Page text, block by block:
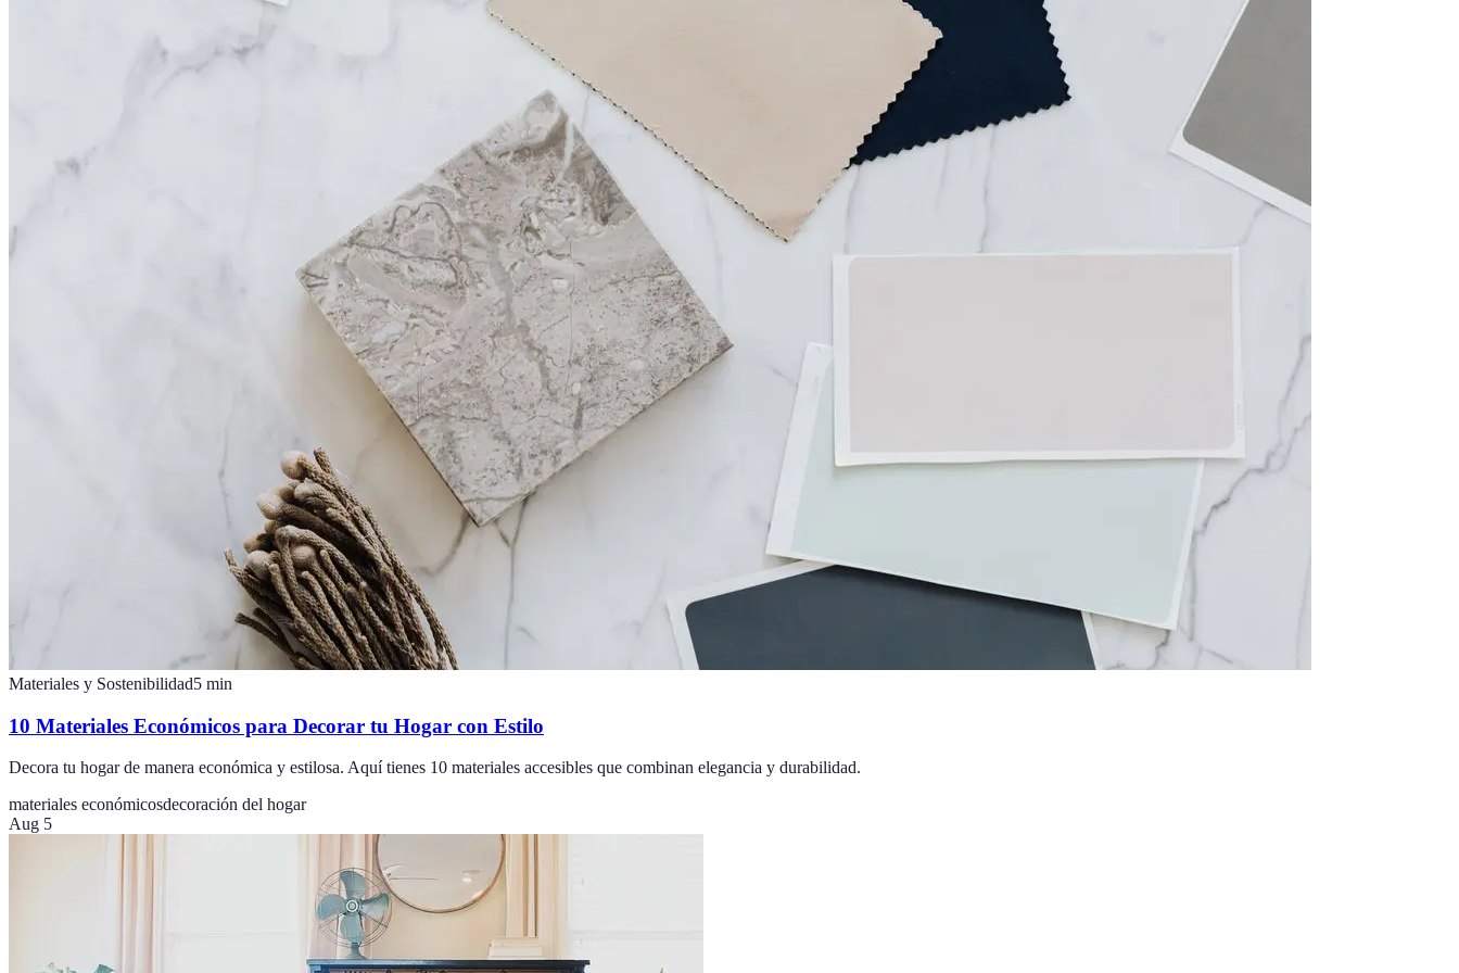
Materiales y Sostenibilidad5 min
10 Materiales Económicos para Decorar tu Hogar con Estilo
Decora tu hogar de manera económica y estilosa. Aquí tienes 10 materiales accesibles que combinan elegancia y durabilidad.
materiales económicosdecoración del hogar
Aug 5